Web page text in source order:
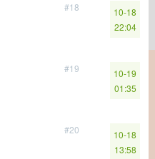
#18
10-18
22:04
#19
10-19
01:35
#20
10-18
13:58